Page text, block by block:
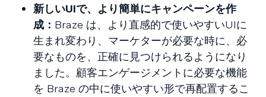
新しいUIで、より簡単にキャンペーンを作
成： Braze は、より直感的で使いやすいUIに
生まれ変わり、マーケターが必要な時に、必
要なものを、正確に見つけられるようになり
ました。顧客エンゲージメントに必要な機能
を Braze の中に使いやすい形で再配置するこ